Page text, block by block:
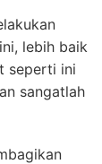
lebih baik
seperti ini
sangatlah